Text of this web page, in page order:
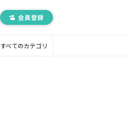
会員登録
すべてのカテゴリ